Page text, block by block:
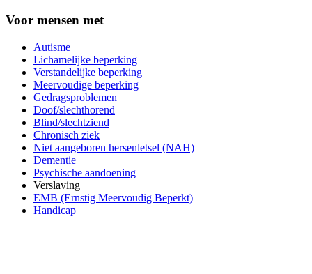
Voor mensen met
Autisme
Lichamelijke beperking
Verstandelijke beperking
Meervoudige beperking
Gedragsproblemen
Doof/slechthorend
Blind/slechtziend
Chronisch ziek
Niet aangeboren hersenletsel (NAH)
Dementie
Psychische aandoening
Verslaving
EMB (Ernstig Meervoudig Beperkt)
Handicap